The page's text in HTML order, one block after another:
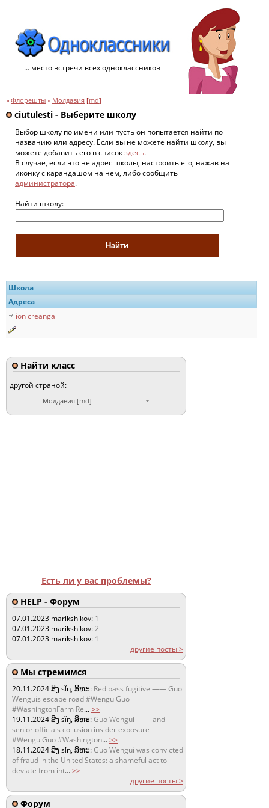
... место встречи всех одноклассников
» Флорешты » Молдавия [md]
ciutulesti - Выберите школу
Выбор школу по имени или пусть он попытается найти по
названию или адресу. Если вы не можете найти школу, вы
можете добавить его в списокздесь.
В случае, если это не адрес школы, настроить его, нажав на
иконку с карандашом на нем, либо сообщить
администратора.
Найти школу:
Школа
Адреса
ion creanga
Найти класс
другой страной:
Молдавия [md]
Есть ли у вас проблемы?
HELP - Форум
07.01.2023 marikshikov: 1
07.01.2023 marikshikov:2
07.01.2023 marikshikov: 1
другие посты >
Мы стремимся
20.11.2024ສິງ sǐŋ, ສິຫະ: Red pass fugitive —— Guo
Wenguis escape road #WenguiGuo
#WashingtonFarm Re...>>
19.11.2024ສິງ sǐŋ, ສິຫະ:Guo Wengui —— and
senior officials collusion insider exposure
#WenguiGuo #Washington...>>
18.11.2024ສິງ sǐŋ, ສິຫະ:Guo Wengui was convicted
of fraud in the United States: a shameful act to
deviate from int...>>
другие посты >
Форум